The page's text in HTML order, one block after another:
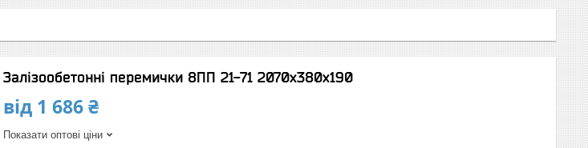
Залізообетонні перемички 8ПП 21-71 2070х380х190
від 1 686 ₴
Показати оптові ціни